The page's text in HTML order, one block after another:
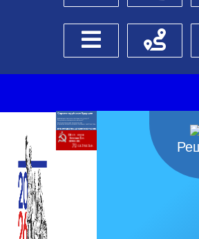
Боковое менюСхема